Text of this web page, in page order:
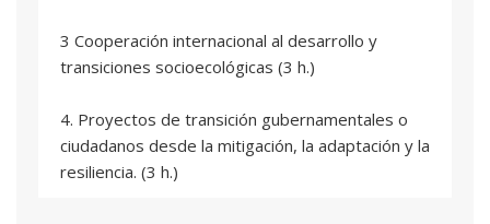
3 Cooperación internacional al desarrollo y
transiciones socioecológicas (3 h.)
4. Proyectos de transición gubernamentales o
ciudadanos desde la mitigación, la adaptación y la
resiliencia. (3 h.)